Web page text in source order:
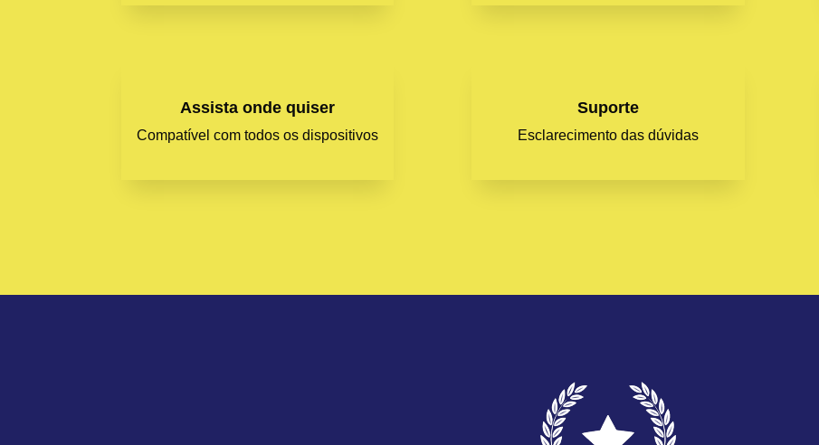
Assista onde quiser
Compatível com todos os dispositivos
Suporte
Esclarecimento das dúvidas